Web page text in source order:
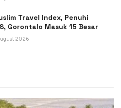
Travel Index, Penuhi
Gorontalo Masuk 15 Besar
2026